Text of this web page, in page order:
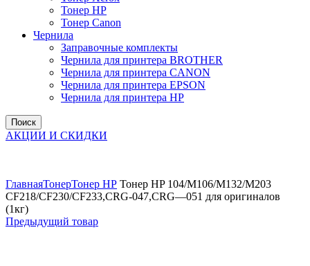
Тонер НР
Тонер Саnon
Чернила
Заправочные комплекты
Чернила для принтера BROTHER
Чернила для принтера CANON
Чернила для принтера EPSON
Чернила для принтера HP
Поиск
АКЦИИ И СКИДКИ
ГлавнаяТонерТонер НР Тонер HP 104/M106/M132/M203
CF218/CF230/CF233,CRG-047,CRG—051 для оригиналов
(1кг)
Предыдущий товар